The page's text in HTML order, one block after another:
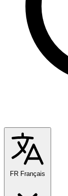
FR Français